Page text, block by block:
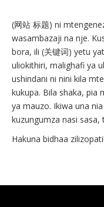
(网站 标题) ni
wasambazaji na nje.
bora, ili (关键词) yetu
uliokithiri, malighafi ya
ushindani ni nini kila
kukupa. Bila shaka, pia
ya mauzo. Ikiwa una
kuzungumza nasi
Hakuna bidhaa